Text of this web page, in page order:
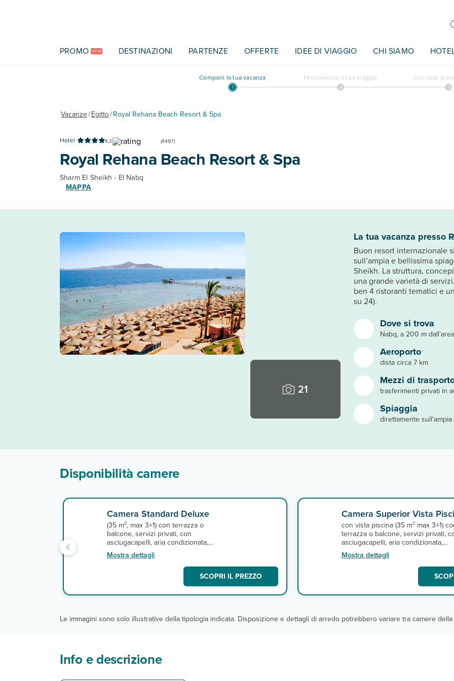
PROMO NEW DESTINAZIONI PARTENZE OFFERTE IDEE DI VIAGGIO CHI SIAMO
Componi la tua vacanza Personalizza il tuo viaggio Concludi la
Vacanze/Egitto/Royal Rehana Beach Resort & Spa
Hotel 4,3 (4497)
Royal Rehana Beach Resort & Spa
Sharm El Sheikh - El Nabq
MAPPA
21
Dove si trova
Nabq, a 200 m
Aeroporto
dista circa 7 km
Mezzi di
trasferimenti privati in
Spiaggia
direttamente
La tua vacanza presso
Buon resort internazionale
sull’ampia e bellissima
Sheikh. La struttura,
una grande varietà di
ben 4 ristoranti tematici e
su 24).
Disponibilità camere
Camera Standard Deluxe
(35 m², max 3+1) con terrazza o
balcone, servizi privati, con
asciugacapelli, aria condizionata,
telefono, tv satellitare con canali italiani,
minifrigo, e cassetta di sicurezza e
connessione wi-fi gratuita. A
Mostra dettagli
SCOPRI IL PREZZO
Camera Superior Vista
con vista piscina (35 m² max 3+1)
terrazza o balcone, servizi privati,
asciugacapelli, aria condizionata,
telefono, tv satellitare con canali
minifrigo, e cassetta di sicurezza e
connessione wi-fi gratuita. A
Mostra dettagli
Le immagini sono solo illustrative della tipologia indicata. Disposizione e dettagli di arredo potrebbero variare tra camere
Info e descrizione